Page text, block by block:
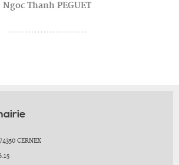
Ngoc Thanh PEGUET
...........................
CERNEX